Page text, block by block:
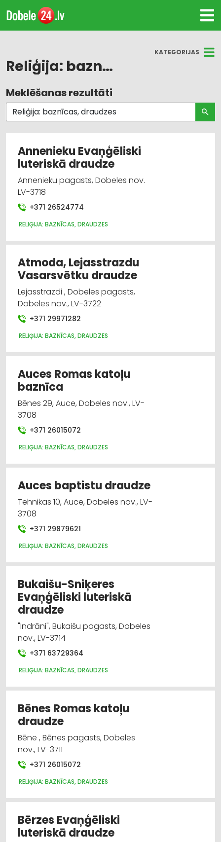
KATEGORIJAS
Reliģija: baznīcas, draudzes
Visas nozares
Reliģija: baznīcas, draudzes
Meklēšanas rezultāti
Annenieku Evaņģēliski
luteriskā draudze
Annenieku pagasts, Dobeles nov.
LV-3718
+371 26524774
RELIĢIJA: BAZNĪCAS, DRAUDZES
Atmoda, Lejasstrazdu
Vasarsvētku draudze
Lejasstrazdi , Dobeles pagasts,
Dobeles nov., LV-3722
+371 29971282
RELIĢIJA: BAZNĪCAS, DRAUDZES
Auces Romas katoļu
baznīca
Bēnes 29, Auce, Dobeles nov., LV-
3708
+371 26015072
RELIĢIJA: BAZNĪCAS, DRAUDZES
Auces baptistu draudze
Tehnikas 10, Auce, Dobeles nov., LV-
3708
+371 29879621
RELIĢIJA: BAZNĪCAS, DRAUDZES
Bukaišu-Sniķeres
Evaņģēliski luteriskā
draudze
"Indrāni", Bukaišu pagasts, Dobeles
nov., LV-3714
+371 63729364
RELIĢIJA: BAZNĪCAS, DRAUDZES
Bēnes Romas katoļu
draudze
Bēne , Bēnes pagasts, Dobeles
nov., LV-3711
+371 26015072
RELIĢIJA: BAZNĪCAS, DRAUDZES
Bērzes Evaņģēliski
luteriskā draudze